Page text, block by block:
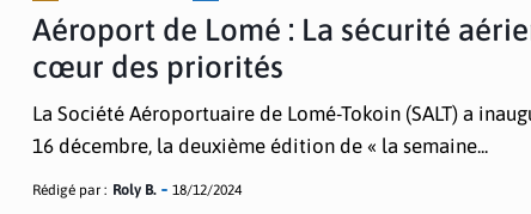
Aéroport de Lomé : La sécurité
cœur des priorités
La Société Aéroportuaire de Lomé-Tokoin (SALT) a
16 décembre, la deuxième édition de « la semaine...
Rédigé par : Roly B. 18/12/2024